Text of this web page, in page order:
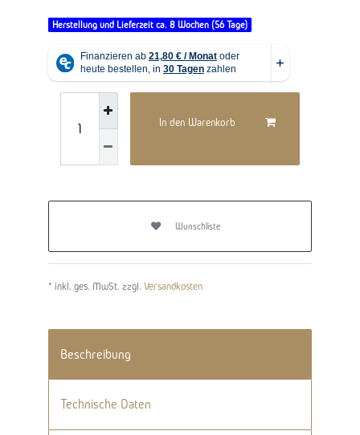
Herstellung und Lieferzeit ca. 8 Wochen (56 Tage)
In den Warenkorb
Wunschliste
* inkl. ges. MwSt. zzgl. Versandkosten
Beschreibung
Technische Daten